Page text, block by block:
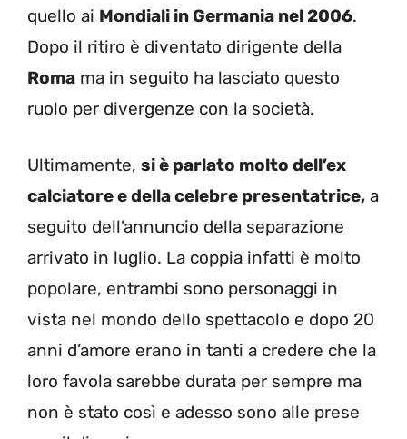
quello ai Mondiali in Germania nel 2006.
Dopo il ritiro è diventato dirigente della
Roma ma in seguito ha lasciato questo
ruolo per divergenze con la società.
Ultimamente, si è parlato molto dell’ex
calciatore e della celebre presentatrice, a
seguito dell’annuncio della separazione
arrivato in luglio. La coppia infatti è molto
popolare, entrambi sono personaggi in
vista nel mondo dello spettacolo e dopo 20
anni d’amore erano in tanti a credere che la
loro favola sarebbe durata per sempre ma
non è stato così e adesso sono alle prese